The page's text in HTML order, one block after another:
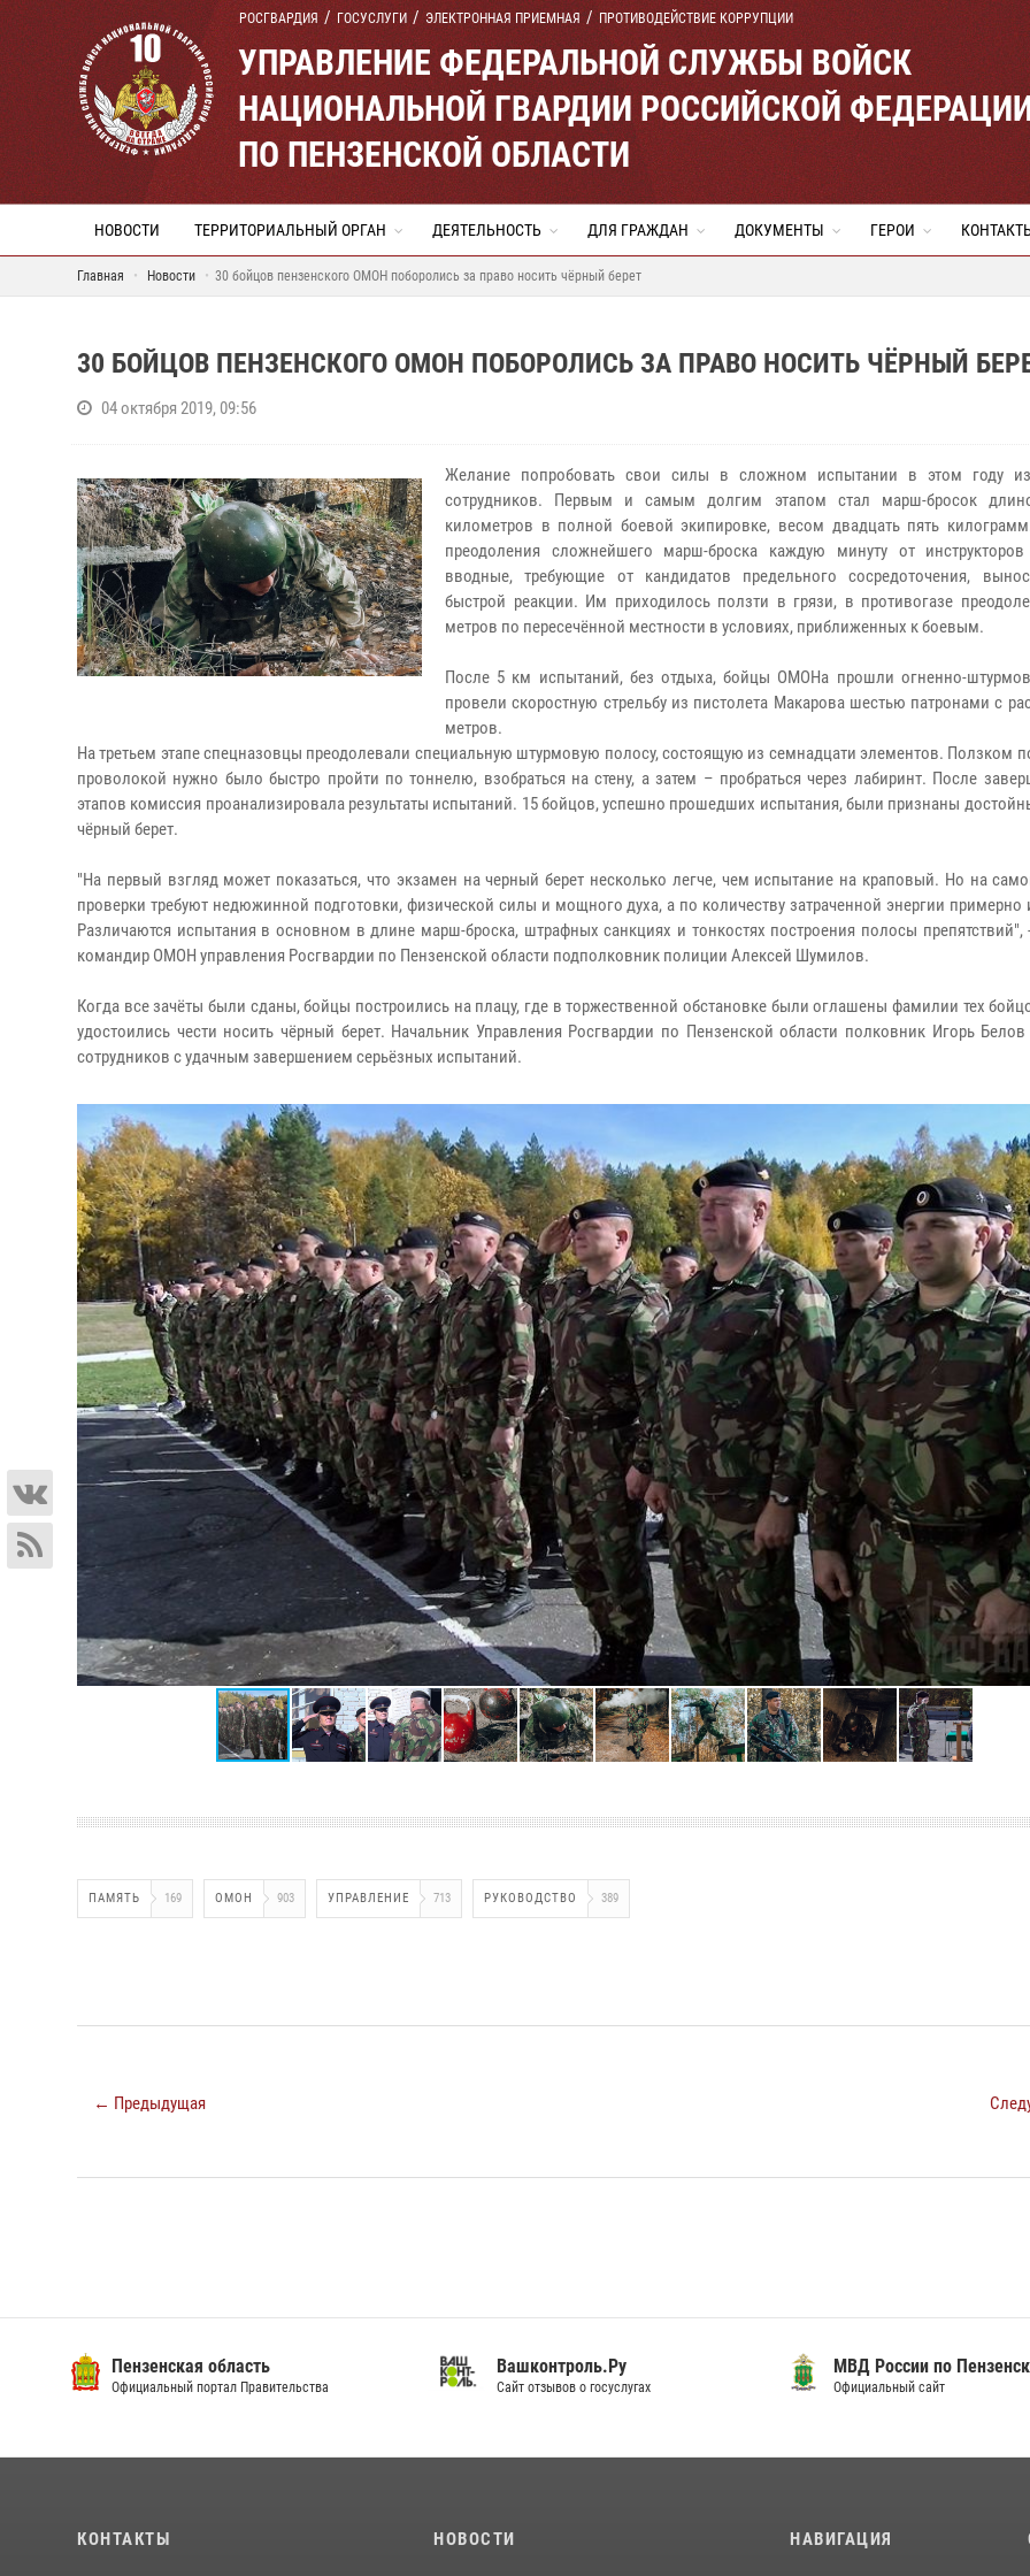
РОСГВАРДИЯ ГОСУСЛУГИ ЭЛЕКТРОННАЯ ПРИЕМНАЯ ПРОТИВОДЕЙСТВИЕ КОРРУПЦИИ
УПРАВЛЕНИЕ ФЕДЕРАЛЬНОЙ СЛУЖБЫ ВОЙСК
НАЦИОНАЛЬНОЙ ГВАРДИИ РОССИЙСКОЙ
ПО ПЕНЗЕНСКОЙ ОБЛАСТИ
НОВОСТИ ТЕРРИТОРИАЛЬНЫЙ ОРГАН ДЕЯТЕЛЬНОСТЬ ДЛЯ ГРАЖДАН ДОКУМЕНТЫ ГЕРОИ
Главная Новости 30 бойцов пензенского ОМОН поборолись за право носить чёрный берет
30 БОЙЦОВ ПЕНЗЕНСКОГО ОМОН ПОБОРОЛИСЬ ЗА ПРАВО НОСИТЬ ЧЁРНЫЙ
04 октября 2019, 09:56
Желание попробовать свои силы в сложном испытании в этом году
сотрудников. Первым и самым долгим этапом стал марш-бросок
километров в полной боевой экипировке, весом двадцать пять
преодоления сложнейшего марш-броска каждую минуту от инструкторов
вводные, требующие от кандидатов предельного сосредоточения,
быстрой реакции. Им приходилось ползти в грязи, в противогазе
метров по пересечённой местности в условиях, приближенных к боевым.
После 5 км испытаний, без отдыха, бойцы ОМОНа прошли огненно-
провели скоростную стрельбу из пистолета Макарова шестью патронами с
метров.
На третьем этапе спецназовцы преодолевали специальную штурмовую полосу, состоящую из семнадцати элементов. Ползком
проволокой нужно было быстро пройти по тоннелю, взобраться на стену, а затем – пробраться через лабиринт. После
этапов комиссия проанализировала результаты испытаний. 15 бойцов, успешно прошедших испытания, были признаны
чёрный берет.
"На первый взгляд может показаться, что экзамен на черный берет несколько легче, чем испытание на краповый. Но на
проверки требуют недюжинной подготовки, физической силы и мощного духа, а по количеству затраченной энергии примерно
Различаются испытания в основном в длине марш-броска, штрафных санкциях и тонкостях построения полосы препятствий",
командир ОМОН управления Росгвардии по Пензенской области подполковник полиции Алексей Шумилов.
Когда все зачёты были сданы, бойцы построились на плацу, где в торжественной обстановке были оглашены фамилии тех
удостоились чести носить чёрный берет. Начальник Управления Росгвардии по Пензенской области полковник Игорь
сотрудников с удачным завершением серьёзных испытаний.
ПАМЯТЬ 169 ОМОН 903 УПРАВЛЕНИЕ 713 РУКОВОДСТВО 389
← Предыдущая
Пензенская область
Официальный портал Правительства
Вашконтроль.Ру
Сайт отзывов о госуслугах
МВД России по
Официальный сайт
КОНТАКТЫ НОВОСТИ НАВИГАЦИЯ